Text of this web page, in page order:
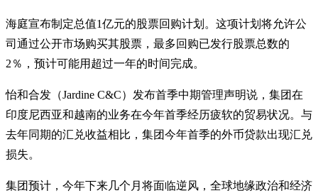
海庭宣布制定总值1亿元的股票回购计划。这项计划将允许公
司通过公开市场购买其股票，最多回购已发行股票总数的
2％，预计可能用超过一年的时间完成。
怡和合发（Jardine C&C）发布首季中期管理声明说，集团在
印度尼西亚和越南的业务在今年首季经历疲软的贸易状况。与
去年同期的汇兑收益相比，集团今年首季的外币贷款出现汇兑
损失。
集团预计，今年下来几个月将面临逆风，全球地缘政治和经济